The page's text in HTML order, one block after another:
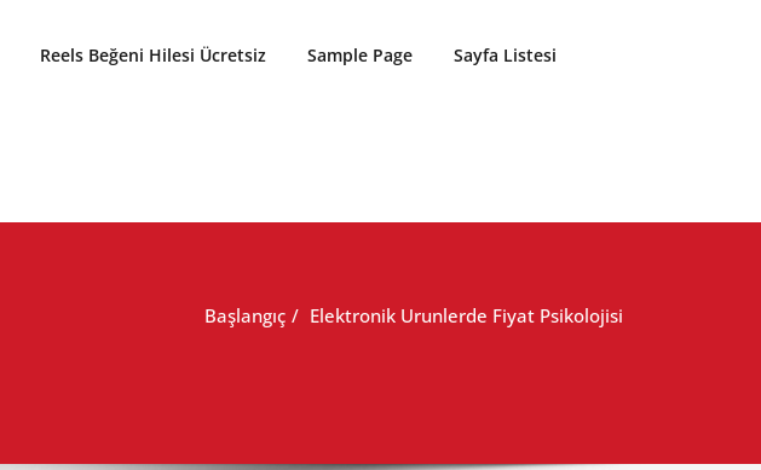
Reels Beğeni Hilesi Ücretsiz Sample Page Sayfa Listesi
Başlangıç Elektronik Urunlerde Fiyat Psikolojisi